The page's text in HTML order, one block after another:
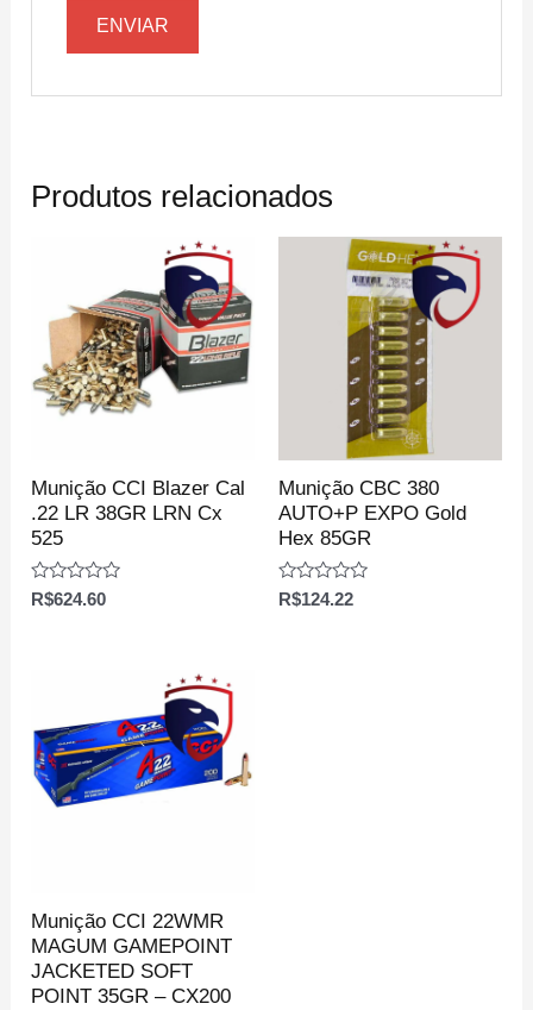
Produtos relacionados
Munição CCI Blazer Cal
.22 LR 38GR LRN Cx
525
Avaliação
0
R$624.60
Munição CBC 380
AUTO+P EXPO Gold
Hex 85GR
Avaliação
0
R$124.22
Munição CCI 22WMR
MAGUM GAMEPOINT
JACKETED SOFT
POINT 35GR – CX200